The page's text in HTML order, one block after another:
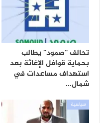
تحالف “صمود” يطالب
بحماية قوافل الإغاثة بعد
استهداف مساعدات في
شمال…
سياسية